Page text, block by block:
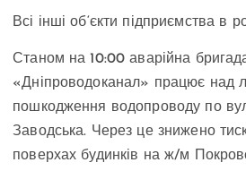
Всі інші об‘єкти підприємства в
Станом на 10:00 аварійна
«Дніпроводоканал» працює над
пошкодження водопроводу по
Заводська. Через це знижено
поверхах будинків на ж/м